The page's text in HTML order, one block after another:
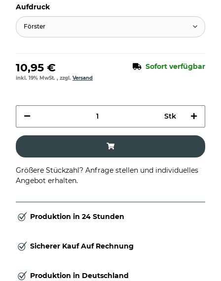
Aufdruck
Förster
10,95 € Sofort verfügbar
inkl. 19% MwSt. , zzgl. Versand
Stk
Größere Stückzahl? Anfrage stellen und individuelles
Angebot erhalten.
Produktion in 24 Stunden
Sicherer Kauf Auf Rechnung
Produktion in Deutschland